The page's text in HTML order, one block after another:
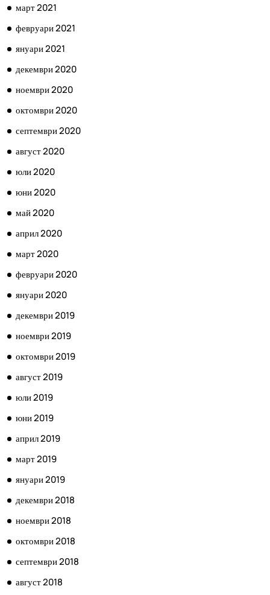
март 2021
февруари 2021
януари 2021
декември 2020
ноември 2020
октомври 2020
септември 2020
август 2020
юли 2020
юни 2020
май 2020
април 2020
март 2020
февруари 2020
януари 2020
декември 2019
ноември 2019
октомври 2019
август 2019
юли 2019
юни 2019
април 2019
март 2019
януари 2019
декември 2018
ноември 2018
октомври 2018
септември 2018
август 2018